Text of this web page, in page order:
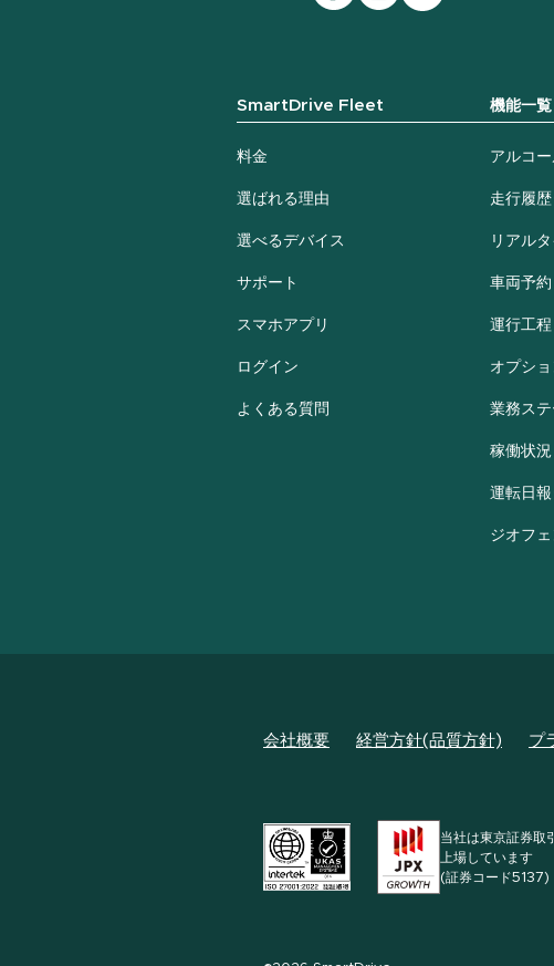
SmartDrive Fleet
料金
選ばれる理由
選べるデバイス
サポート
スマホアプリ
ログイン
よくある質問
機能一覧
アルコ
走行履歴
リアル
車両予約
運行工程
オプシ
業務ステ
稼働状況
運転日報
ジオフェ
会社概要 経営方針(品質方針) プ
当社は東京証券取
上場しています
(証券コード5137)